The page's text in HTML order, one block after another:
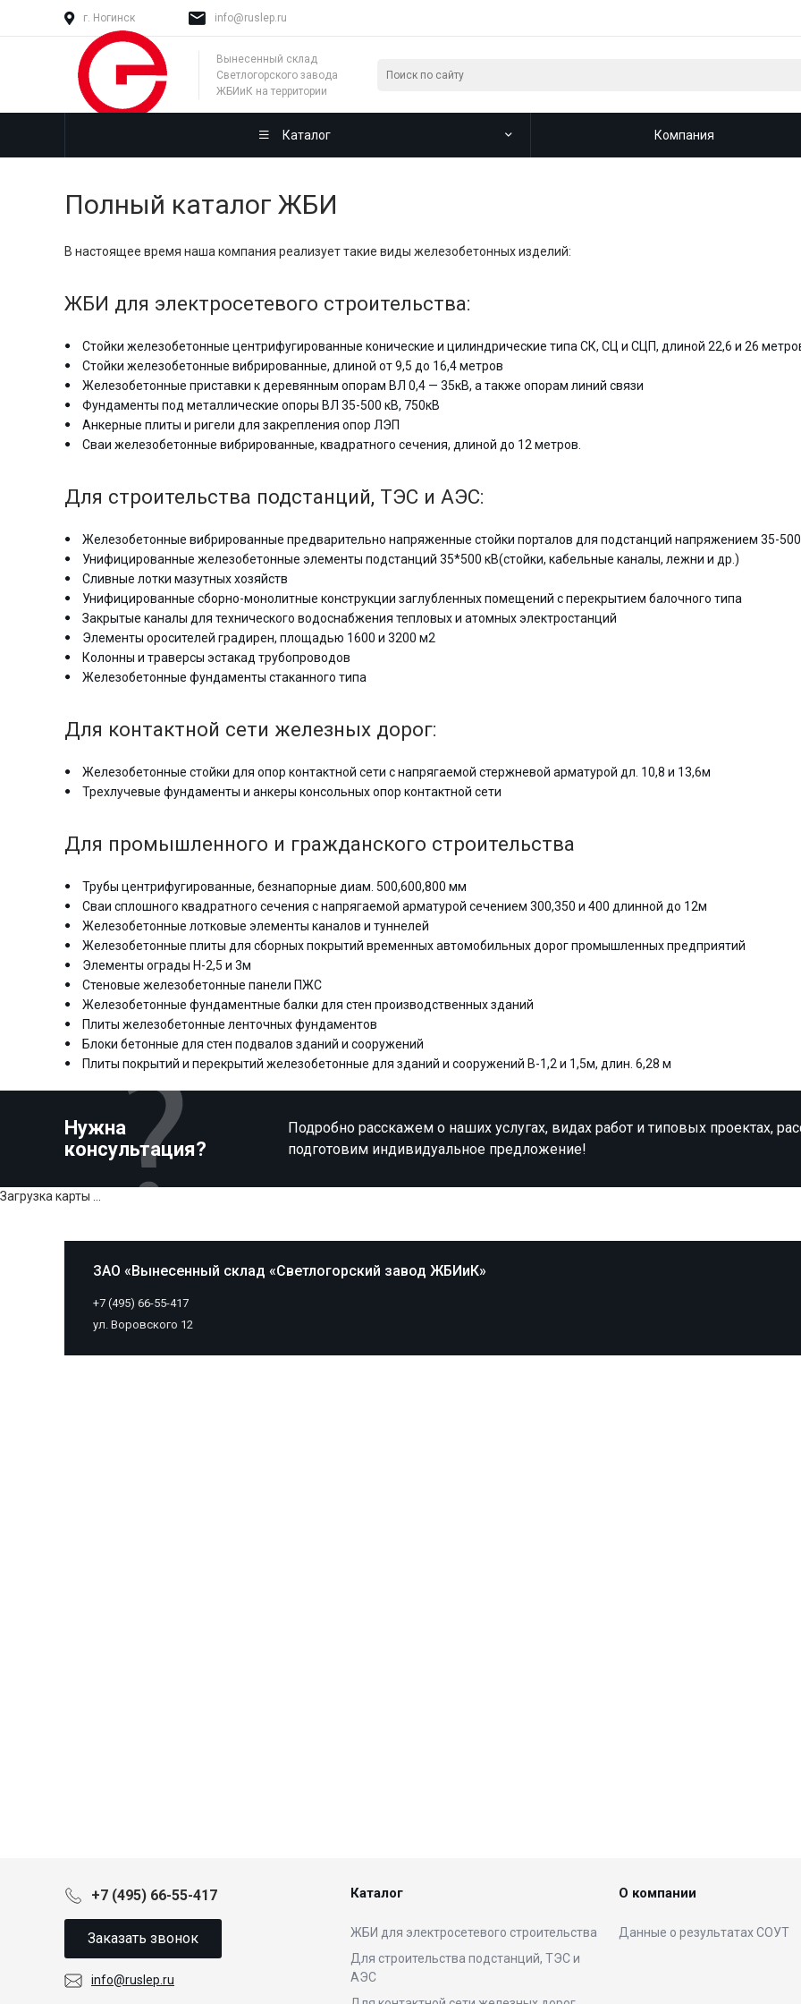
г. Ногинск info@ruslep.ru
Вынесенный склад
Светлогорского завода
ЖБИиК на территории
Каталог Компания
Полный каталог ЖБИ
В настоящее время наша компания реализует такие виды железобетонных изделий:
ЖБИ для электросетевого строительства:
Стойки железобетонные центрифугированные конические и цилиндрические типа СК, СЦ и СЦП, длиной 22,6 и 26
Стойки железобетонные вибрированные, длиной от 9,5 до 16,4 метров
Железобетонные приставки к деревянным опорам ВЛ 0,4 — 35кВ, а также опорам линий связи
Фундаменты под металлические опоры ВЛ 35-500 кВ, 750кВ
Анкерные плиты и ригели для закрепления опор ЛЭП
Сваи железобетонные вибрированные, квадратного сечения, длиной до 12 метров.
Для строительства подстанций, ТЭС и АЭС:
Железобетонные вибрированные предварительно напряженные стойки порталов для подстанций напряжением 35-
Унифицированные железобетонные элементы подстанций 35*500 кВ(стойки, кабельные каналы, лежни и др.)
Сливные лотки мазутных хозяйств
Унифицированные сборно-монолитные конструкции заглубленных помещений с перекрытием балочного типа
Закрытые каналы для технического водоснабжения тепловых и атомных электростанций
Элементы оросителей градирен, площадью 1600 и 3200 м2
Колонны и траверсы эстакад трубопроводов
Железобетонные фундаменты стаканного типа
Для контактной сети железных дорог:
Железобетонные стойки для опор контактной сети с напрягаемой стержневой арматурой дл. 10,8 и 13,6м
Трехлучевые фундаменты и анкеры консольных опор контактной сети
Для промышленного и гражданского строительства
Трубы центрифугированные, безнапорные диам. 500,600,800 мм
Сваи сплошного квадратного сечения с напрягаемой арматурой сечением 300,350 и 400 длинной до 12м
Железобетонные лотковые элементы каналов и туннелей
Железобетонные плиты для сборных покрытий временных автомобильных дорог промышленных предприятий
Элементы ограды Н-2,5 и 3м
Стеновые железобетонные панели ПЖС
Железобетонные фундаментные балки для стен производственных зданий
Плиты железобетонные ленточных фундаментов
Блоки бетонные для стен подвалов зданий и сооружений
Плиты покрытий и перекрытий железобетонные для зданий и сооружений В-1,2 и 1,5м, длин. 6,28 м
Нужна
консультация?
Подробно расскажем о наших услугах, видах работ и типовых проектах,
подготовим индивидуальное предложение!
ЗАО «Вынесенный склад «Светлогорский завод ЖБИиК»
+7 (495) 66-55-417
ул. Воровского 12
Загрузка карты ...
+7 (495) 66-55-417
Заказать звонок
info@ruslep.ru
Каталог
ЖБИ для электросетевого строительства
Для строительства подстанций, ТЭС и
АЭС
О компании
Данные о результатах СОУТ